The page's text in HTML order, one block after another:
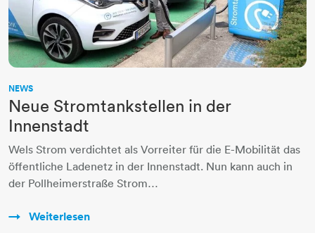
NEWS
Neue Stromtankstellen in der
Innenstadt
Wels Strom verdichtet als Vorreiter für die E-Mobilität das
öffentliche Ladenetz in der Innenstadt. Nun kann auch in
der Pollheimerstraße Strom…
Weiterlesen